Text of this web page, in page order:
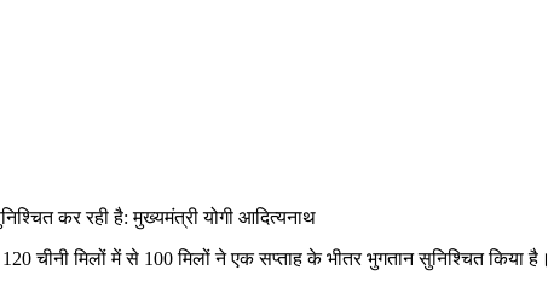
चीनी मिलों में से 100 मिलों ने एक सप्ताह के भीतर भुगतान सुनिश्चित किया है।